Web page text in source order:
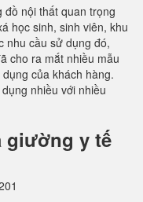
nội thất quan trọng
học sinh, sinh viên, khu
nhu cầu sử dụng đó,
cho ra mắt nhiều mẫu
của khách hàng.
nhiều với nhiều
giường y tế